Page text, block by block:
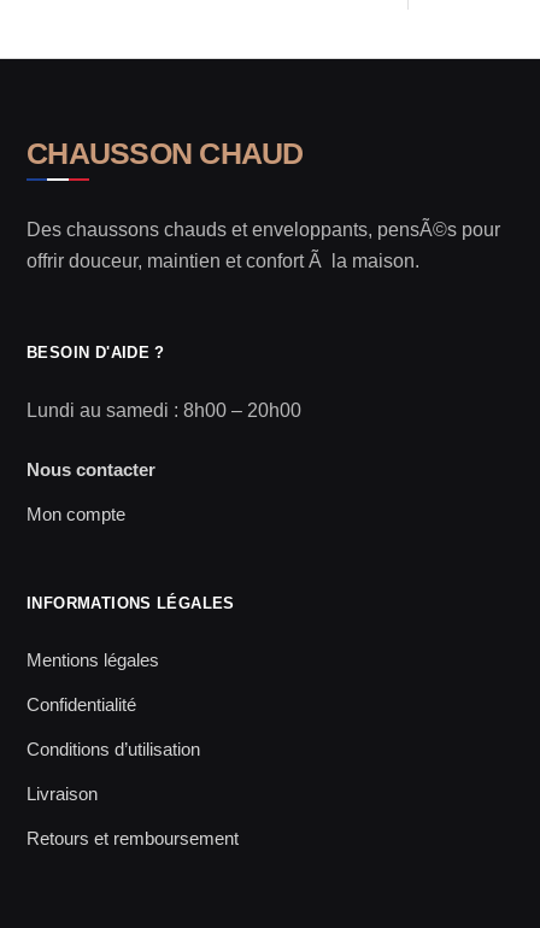
CHAUSSON CHAUD
Des chaussons chauds et enveloppants, pensÃ©s pour
offrir douceur, maintien et confort Ã la maison.
BESOIN D'AIDE ?
Lundi au samedi : 8h00 – 20h00
Nous contacter
Mon compte
INFORMATIONS LÉGALES
Mentions légales
Confidentialité
Conditions d’utilisation
Livraison
Retours et remboursement